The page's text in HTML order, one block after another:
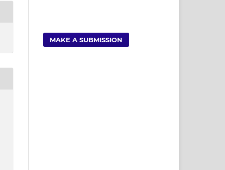
MAKE A SUBMISSION